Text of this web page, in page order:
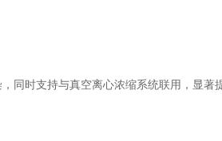
时支持与真空离心浓缩系统联用，显著